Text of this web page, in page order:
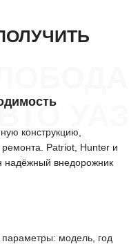
УАЗ
конструкцию,
Patriot, Hunter и
надёжный внедорожник
модель, год